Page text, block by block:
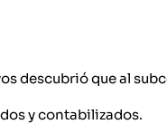
descubrió que al
y contabilizados.